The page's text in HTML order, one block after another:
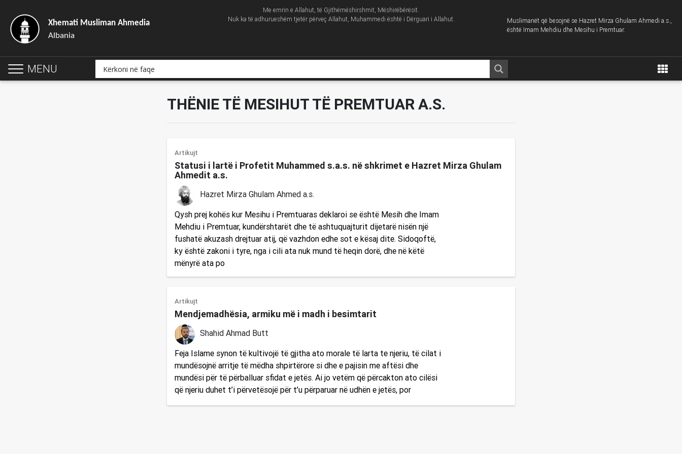
Me emrin e Allahut, të Gjithëmëshirshmit, Mëshirëbërësit.
Nuk ka të adhurueshëm tjetër përveç Allahut, Muhammedi është i Dërguari i Allahut.
Xhemati Musliman Ahmedia
Albania
Muslimanët që besojnë se Hazret Mirza Ghulam Ahmedi a.s.,
është Imam Mehdiu dhe Mesihu i Premtuar.
MENU
THËNIE TË MESIHUT TË PREMTUAR A.S.
Artikujt
Statusi i lartë i Profetit Muhammed s.a.s. në shkrimet e Hazret Mirza Ghulam
Ahmedit a.s.
Hazret Mirza Ghulam Ahmed a.s.
Qysh prej kohës kur Mesihu i Premtuaras deklaroi se është Mesih dhe Imam
Mehdiu i Premtuar, kundërshtarët dhe të ashtuquajturit dijetarë nisën një
fushatë akuzash drejtuar atij, që vazhdon edhe sot e kësaj dite. Sidoqoftë,
ky është zakoni i tyre, nga i cili ata nuk mund të heqin dorë, dhe në këtë
mënyrë ata po
Artikujt
Mendjemadhësia, armiku më i madh i besimtarit
Shahid Ahmad Butt
Feja Islame synon të kultivojë të gjitha ato morale të larta te njeriu, të cilat i
mundësojnë arritje të mëdha shpirtërore si dhe e pajisin me aftësi dhe
mundësi për të përballuar sfidat e jetës. Ai jo vetëm që përcakton ato cilësi
që njeriu duhet t’i përvetësojë për t’u përparuar në udhën e jetës, por